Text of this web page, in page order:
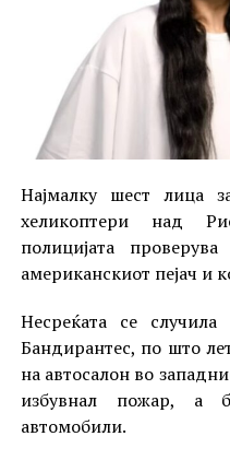
Најмалку шест лица
хеликоптери над
полицијата
американскиот пејач и
Несреќата се
Бандирантес, по што
на автосалон во
избувнал пожар, а
автомобили.